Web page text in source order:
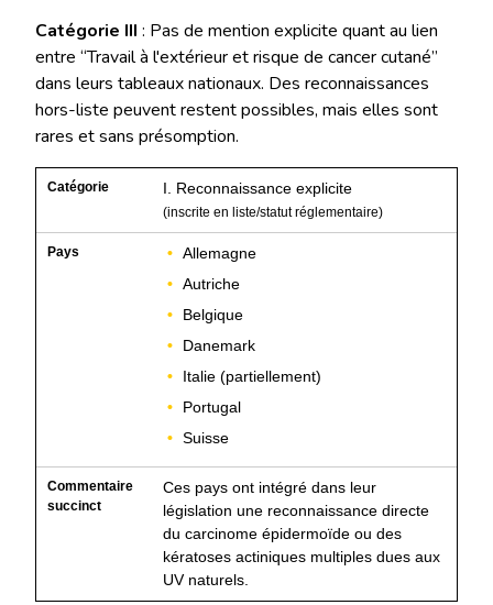
Catégorie III : Pas de mention explicite quant au lien
entre “Travail à l'extérieur et risque de cancer cutané”
dans leurs tableaux nationaux. Des reconnaissances
hors-liste peuvent restent possibles, mais elles sont
rares et sans présomption.
I. Reconnaissance explicite
(inscrite en liste/statut réglementaire)
Allemagne
Autriche
Belgique
Danemark
Italie (partiellement)
Portugal
Suisse
Ces pays ont intégré dans leur
législation une reconnaissance directe
du carcinome épidermoïde ou des
kératoses actiniques multiples dues aux
UV naturels.